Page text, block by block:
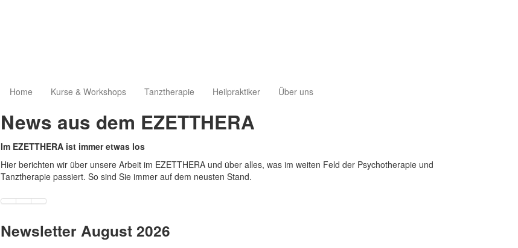
Home Kurse & Workshops Tanztherapie Heilpraktiker Über uns
News aus dem EZETTHERA
Im EZETTHERA ist immer etwas los
Hier berichten wir über unsere Arbeit im EZETTHERA und über alles, was im weiten Feld der Psychotherapie und
Tanztherapie passiert. So sind Sie immer auf dem neusten Stand.
Newsletter August 2026